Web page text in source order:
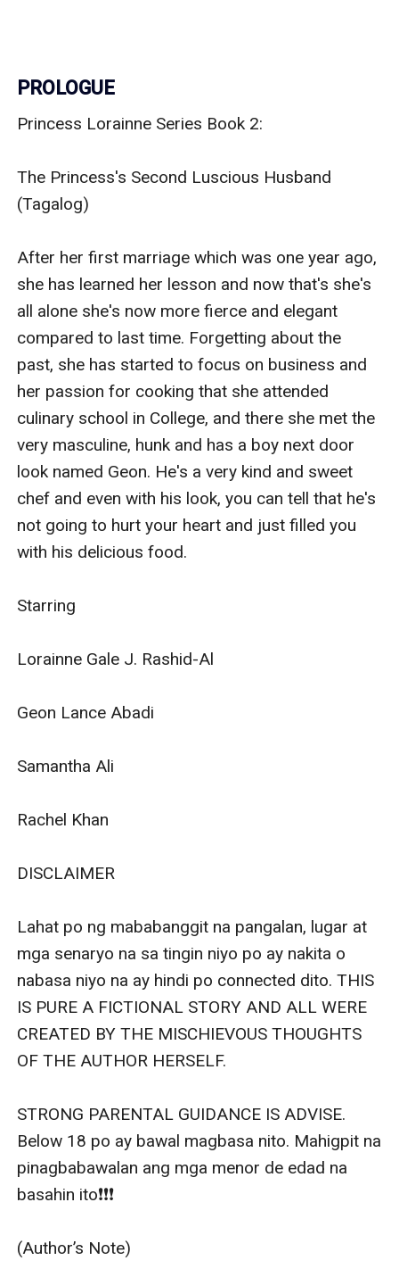
PROLOGUE
Princess Lorainne Series Book 2:
The Princess's Second Luscious Husband
(Tagalog)
After her first marriage which was one year ago,
she has learned her lesson and now that's she's
all alone she's now more fierce and elegant
compared to last time. Forgetting about the
past, she has started to focus on business and
her passion for cooking that she attended
culinary school in College, and there she met the
very masculine, hunk and has a boy next door
look named Geon. He's a very kind and sweet
chef and even with his look, you can tell that he's
not going to hurt your heart and just filled you
with his delicious food.
Starring
Lorainne Gale J. Rashid-Al
Geon Lance Abadi
Samantha Ali
Rachel Khan
DISCLAIMER
Lahat po ng mababanggit na pangalan, lugar at
mga senaryo na sa tingin niyo po ay nakita o
nabasa niyo na ay hindi po connected dito. THIS
IS PURE A FICTIONAL STORY AND ALL WERE
CREATED BY THE MISCHIEVOUS THOUGHTS
OF THE AUTHOR HERSELF.
STRONG PARENTAL GUIDANCE IS ADVISE.
Below 18 po ay bawal magbasa nito. Mahigpit na
pinagbabawalan ang mga menor de edad na
basahin ito❗️❗️❗️
(Author’s Note)